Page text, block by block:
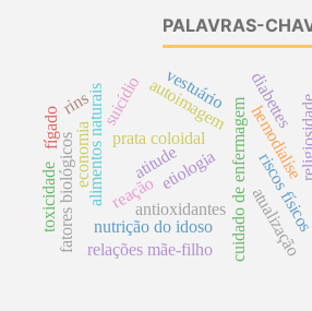
PALAVRAS-
cuidado de enfermagem
prata coloidal
etiologia
atualização
antioxidantes
alimentos naturais
nutrição do idoso
relações mãe-filho
riscos
autoimagem
fatores biológicos
rins suicídio vestuário
economia
fígado
reação
diabettes
hemodialíse
toxicidade atitude